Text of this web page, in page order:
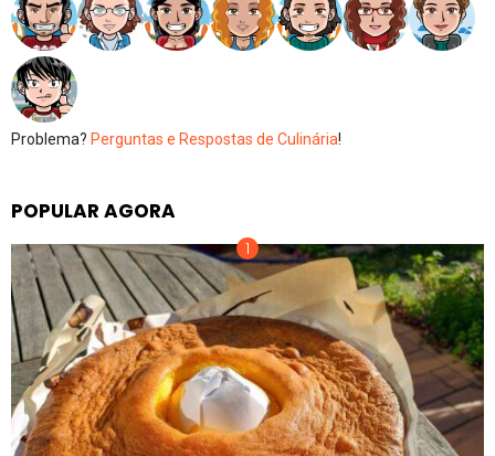
Problema? Perguntas e Respostas de Culinária!
POPULAR AGORA